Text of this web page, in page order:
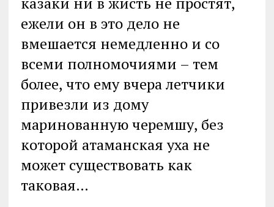
ежели он в это дело не
вмешается немедленно и со
всеми полномочиями – тем
более, что ему вчера летчики
привезли из дому
маринованную черемшу, без
которой атаманская уха не
может существовать как
таковая…